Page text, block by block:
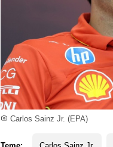
Carlos Sainz Jr. (EPA)